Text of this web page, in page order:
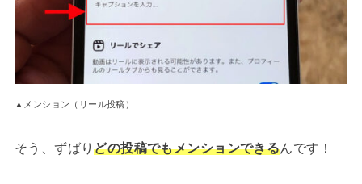
▲メンション（リール投稿）
そう、ずばりどの投稿でもメンションできるんです！